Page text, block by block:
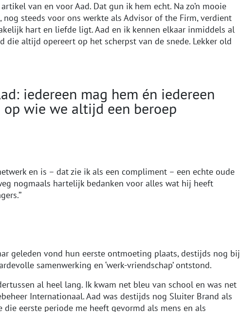
van en voor Aad. Dat gun ik hem echt. Na zo’n mooie
steeds voor ons werkte als Advisor of the Firm, verdient
hart en liefde ligt. Aad en ik kennen elkaar inmiddels al
altijd opereert op het scherpst van de snede. Lekker old
iedereen mag hem én iedereen
wie we altijd een beroep
en is – dat zie ik als een compliment – een echte oude
nogmaals hartelijk bedanken voor alles wat hij heeft
geleden vond hun eerste ontmoeting plaats, destijds nog bij
samenwerking en ‘werk-vriendschap’ ontstond.
al heel lang. Ik kwam net bleu van school en was net
Internationaal. Aad was destijds nog Sluiter Brand als
eerste periode me heeft gevormd als mens en als